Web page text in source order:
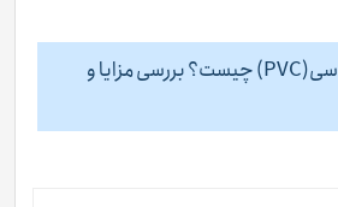
تسمه یا روکوب پی وی سی(PVC) چیست؟ بررسی مزایا و